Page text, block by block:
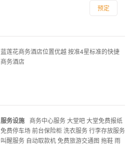
预定
蓝莲花商务酒店位置优越 按准4星标准的快捷
商务酒店
服务设施 商务中心服务 大堂吧 大堂免费报纸
免费停车场 前台保险柜 洗衣服务 行李存放服务
叫醒服务 自动取款机 免费旅游交通图 拖鞋 雨